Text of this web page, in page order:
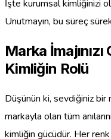
İşte kurumsal kimliğinizi
Unutmayın, bu süreç
Marka
Kimliğin Rolü
Düşünün ki, sevdiğiniz bir
markayla olan tüm
kimliğin gücüdür. Her renk